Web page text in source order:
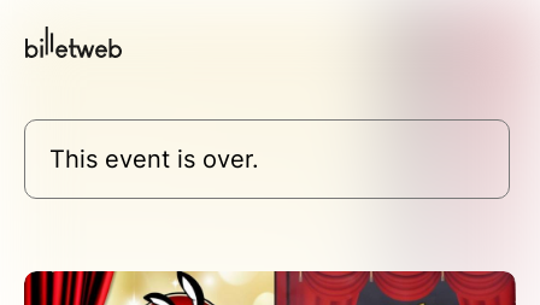
This event is over.